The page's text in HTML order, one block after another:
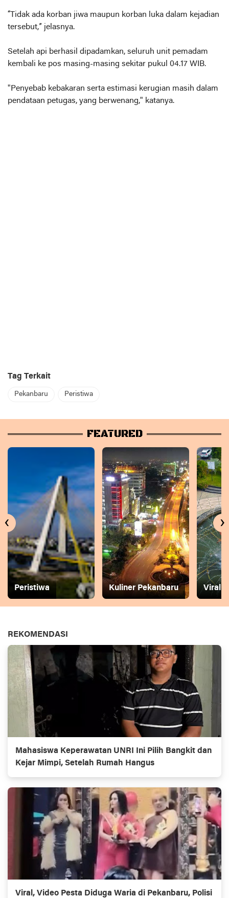
“Tidak ada korban jiwa maupun korban luka dalam kejadian
tersebut,” jelasnya.
Setelah api berhasil dipadamkan, seluruh unit pemadam
kembali ke pos masing-masing sekitar pukul 04.17 WIB.
"Penyebab kebakaran serta estimasi kerugian masih dalam
pendataan petugas, yang berwenang," katanya.
Tag Terkait
Pekanbaru Peristiwa
FEATURED
Peristiwa Kuliner Pekanbaru Viral
‹ ›
REKOMENDASI
Mahasiswa Keperawatan UNRI Ini Pilih Bangkit dan
Kejar Mimpi, Setelah Rumah Hangus
Viral, Video Pesta Diduga Waria di Pekanbaru, Polisi